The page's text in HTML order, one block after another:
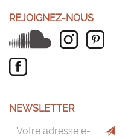
REJOIGNEZ-NOUS
NEWSLETTER